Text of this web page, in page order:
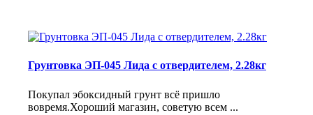
Грунтовка ЭП-045 Лида с отвердителем, 2.28кг
Покупал эбоксидный грунт всё пришло
вовремя.Хороший магазин, советую всем ...